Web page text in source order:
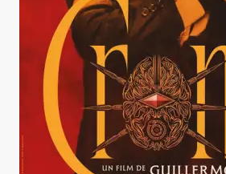
Cronos